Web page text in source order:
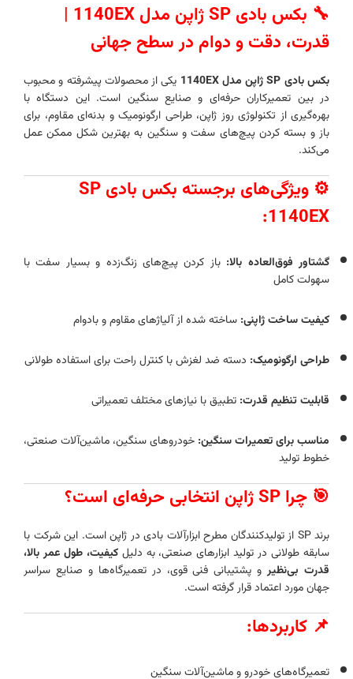
🔧 بکس بادی SP ژاپن مدل 1140EX |
قدرت، دقت و دوام در سطح جهانی
بکس بادی SP ژاپن مدل 1140EX
یکی از محصولات پیشرفته و محبوب
در بین تعمیرکاران حرفه‌ای و صنایع سنگین است. این دستگاه با
بهره‌گیری از تکنولوژی روز ژاپن، طراحی ارگونومیک و بدنه‌ای مقاوم، برای
باز و بسته کردن پیچ‌های سفت و سنگین به بهترین شکل ممکن عمل
می‌کند.
⚙️ ویژگی‌های برجسته بکس بادی SP
1140EX:
گشتاور فوق‌العاده بالا: باز کردن پیچ‌های زنگ‌زده و بسیار سفت با
سهولت کامل
کیفیت ساخت ژاپنی: ساخته شده از آلیاژهای مقاوم و بادوام
طراحی ارگونومیک: دسته ضد لغزش با کنترل راحت برای استفاده طولانی
قابلیت تنظیم قدرت: تطبیق با نیازهای مختلف تعمیراتی
مناسب برای تعمیرات سنگین: خودروهای سنگین، ماشین‌آلات صنعتی،
خطوط تولید
🎯 چرا SP ژاپن انتخابی حرفه‌ای است؟
برند SP از تولیدکنندگان مطرح ابزارآلات بادی در ژاپن است. این شرکت با
سابقه طولانی در تولید ابزارهای صنعتی، به دلیلکیفیت، طول عمر بالا،
قدرت بی‌نظیرو پشتیبانی فنی قوی، در تعمیرگاه‌ها و صنایع سراسر
جهان مورد اعتماد قرار گرفته است.
📌 کاربردها:
تعمیرگاه‌های خودرو و ماشین‌آلات سنگین